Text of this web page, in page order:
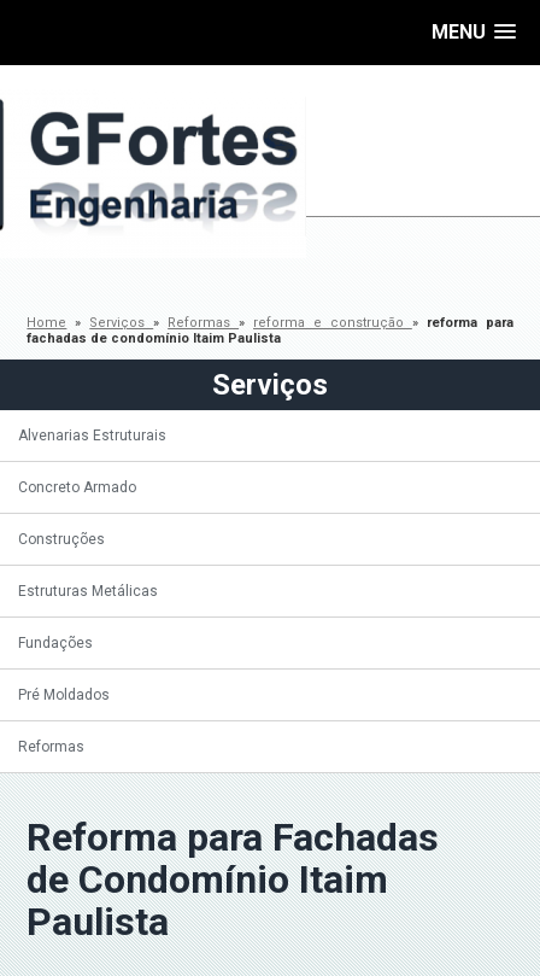
MENU
Home » Serviços» Reformas» reforma e construção » reforma para
fachadas de condomínio Itaim Paulista
Serviços
Alvenarias Estruturais
Concreto Armado
Construções
Estruturas Metálicas
Fundações
Pré Moldados
Reformas
Reforma para Fachadas
de Condomínio Itaim
Paulista